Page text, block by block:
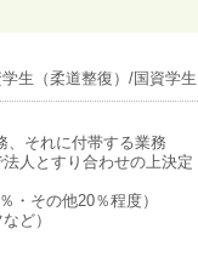
生（柔道整復）/国資学生
、それに付帯する業務
人とすり合わせの上決定
・その他20％程度）
ど）